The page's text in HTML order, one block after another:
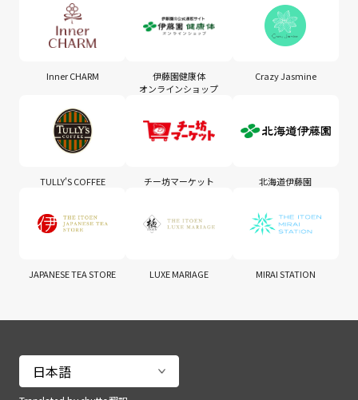
Inner CHARM
伊藤園健康体
オンラインショップ
Crazy Jasmine
TULLY'S COFFEE チー坊マーケット 北海道伊藤園
JAPANESE TEA STORE LUXE MARIAGE MIRAI STATION